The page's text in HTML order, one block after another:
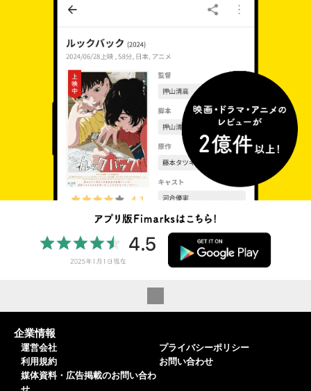
企業情報
運営会社
利用規約
媒体資料・広告掲載のお問い合わ
プライバシーポリシー
お問い合わせ